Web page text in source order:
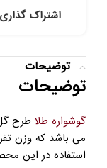
اشتراک
توضیحات
توضیحات
گوشواره طلا طرح
استفاده در این